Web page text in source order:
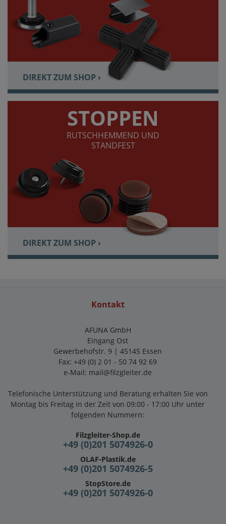
DIREKT ZUM SHOP ›
STOPPEN
RUTSCHHEMMEND UND
STANDFEST
DIREKT ZUM SHOP ›
Kontakt
AFUNA GmbH
Eingang Ost
Gewerbehofstr. 9 | 45145 Essen
Fax: +49 (0) 2 01 - 50 74 92 69
e-Mail: mail@filzgleiter.de
Telefonische Unterstützung und Beratung erhalten Sie von
Montag bis Freitag in der Zeit von 09:00 - 17:00 Uhr unter
folgenden Nummern:
Filzgleiter-Shop.de
+49 (0)201 5074926-0
OLAF-Plastik.de
+49 (0)201 5074926-5
StopStore.de
+49 (0)201 5074926-0